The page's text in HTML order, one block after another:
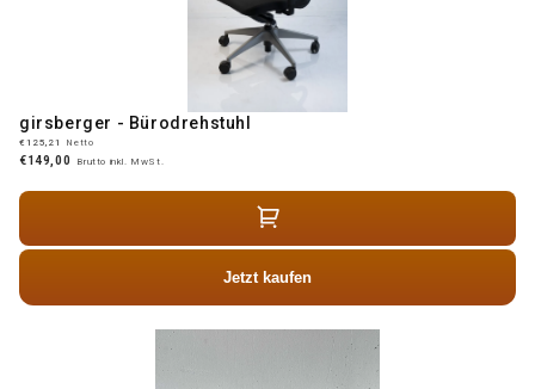
girsberger - Bürodrehstuhl
€125,21 Netto
€149,00 Brutto inkl. MwSt.
Jetzt kaufen